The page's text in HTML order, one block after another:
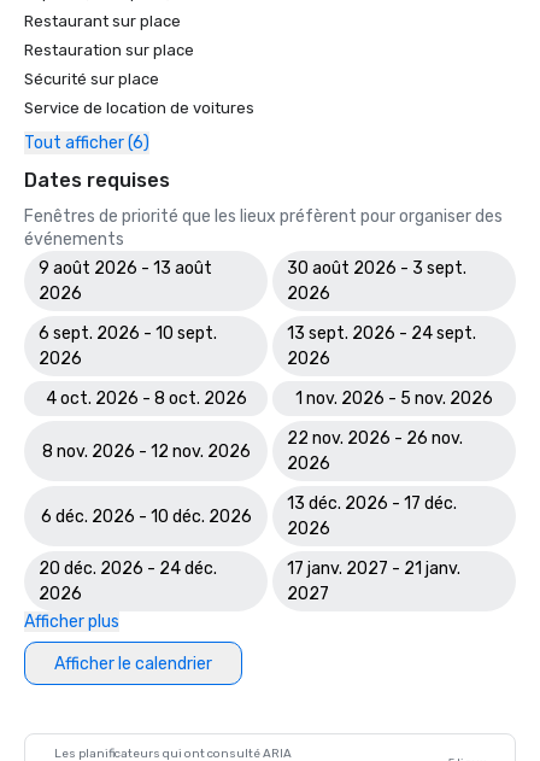
Restaurant sur place
Restauration sur place
Sécurité sur place
Service de location de voitures
Tout afficher (6)
Dates requises
Fenêtres de priorité que les lieux préfèrent pour organiser des
événements
9 août 2026 - 13 août
2026
30 août 2026 - 3 sept.
2026
6 sept. 2026 - 10 sept.
2026
13 sept. 2026 - 24 sept.
2026
4 oct. 2026 - 8 oct. 2026
1 nov. 2026 - 5 nov. 2026
8 nov. 2026 - 12 nov. 2026
22 nov. 2026 - 26 nov.
2026
6 déc. 2026 - 10 déc. 2026
13 déc. 2026 - 17 déc.
2026
20 déc. 2026 - 24 déc.
2026
17 janv. 2027 - 21 janv.
2027
Afficher plus
Afficher le calendrier
Les planificateurs qui ont consulté ARIA